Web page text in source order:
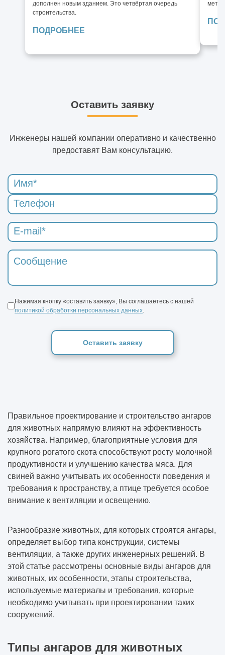
дополнен новым зданием. Это четвёртая очередь
строительства.
ПОДРОБНЕЕ
Оставить заявку
Инженеры нашей компании оперативно и качественно
предоставят Вам консультацию.
Нажимая кнопку «оставить заявку», Вы соглашаетесь с нашей
политикой обработки персональных данных
Оставить заявку
Правильное проектирование и строительство ангаров
для животных напрямую влияют на эффективность
хозяйства. Например, благоприятные условия для
крупного рогатого скота способствуют росту молочной
продуктивности и улучшению качества мяса. Для
свиней важно учитывать их особенности поведения и
требования к пространству, а птице требуется особое
внимание к вентиляции и освещению.
Разнообразие животных, для которых строятся ангары,
определяет выбор типа конструкции, системы
вентиляции, а также других инженерных решений. В
этой статье рассмотрены основные виды ангаров для
животных, их особенности, этапы строительства,
используемые материалы и требования, которые
необходимо учитывать при проектировании таких
сооружений.
Типы ангаров для животных